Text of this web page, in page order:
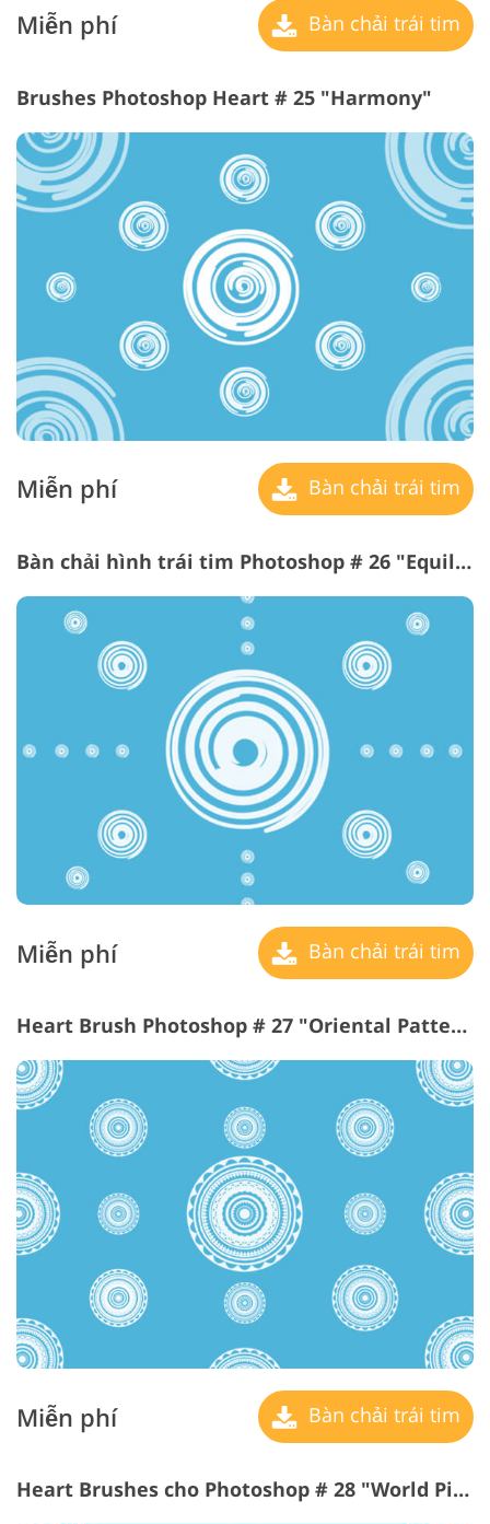
Miễn phí Bàn chải trái tim
Brushes Photoshop Heart # 25 "Harmony"
Miễn phí Bàn chải trái tim
Bàn chải hình trái tim Photoshop # 26 "Equilibrium"
Miễn phí Bàn chải trái tim
Heart Brush Photoshop # 27 "Oriental Patterns"
Miễn phí Bàn chải trái tim
Heart Brushes cho Photoshop # 28 "World Pillars"